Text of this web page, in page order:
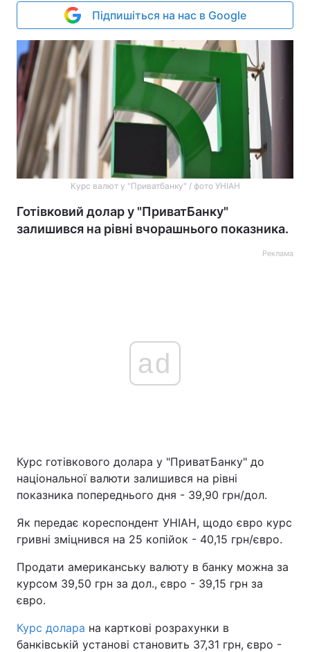
Підпишіться на нас в Google
Курс валют у "Приватбанку" / фото УНІАН
Готівковий долар у "ПриватБанку"
залишився на рівні вчорашнього показника.
Реклама
ad
Курс готівкового долара у "ПриватБанку" до
національної валюти залишився на рівні
показника попереднього дня - 39,90 грн/дол.
Як передає кореспондент УНІАН, щодо євро курс
гривні зміцнився на 25 копійок - 40,15 грн/євро.
Продати американську валюту в банку можна за
курсом 39,50 грн за дол., євро - 39,15 грн за
євро.
Курс долара на карткові розрахунки в
банківській установі становить 37,31 грн, євро -